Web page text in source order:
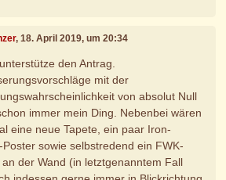
, 18. April 2019, um 20:34
den Antrag.
mit der
von absolut Null
immer mein Ding. Nebenbei wären
eine neue Tapete, ein paar Iron-
Poster sowie selbstredend ein FWK-
an der Wand (in letztgenanntem Fall